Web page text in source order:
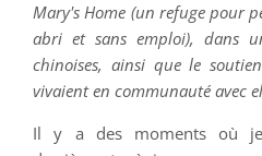
Mary's Home (un refuge pour
abri et sans emploi), dans
chinoises, ainsi que le
vivaient en communauté avec
Il y a des moments où je